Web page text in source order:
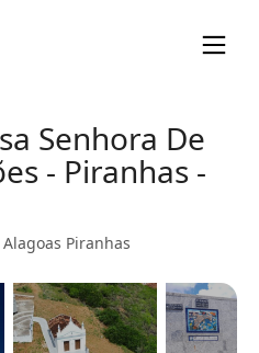
Senhora De
- Piranhas -
Alagoas Piranhas